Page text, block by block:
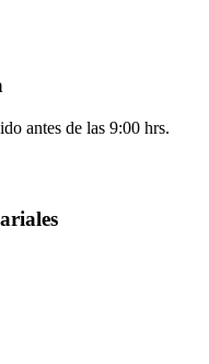
antes de las 9:00 hrs.